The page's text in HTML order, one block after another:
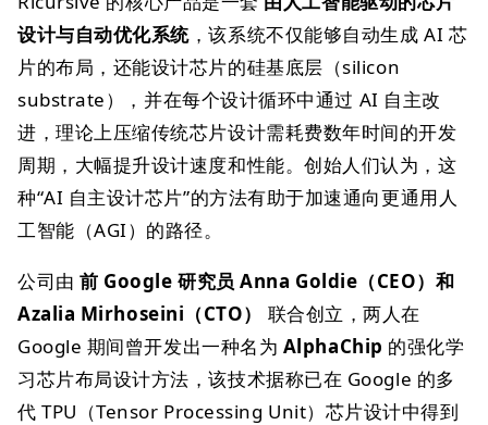
设计与自动优化系统，该系统不仅能够自动生成 AI 芯
片的布局，还能设计芯片的硅基底层（silicon
substrate），并在每个设计循环中通过 AI 自主改
进，理论上压缩传统芯片设计需耗费数年时间的开发
周期，大幅提升设计速度和性能。创始人们认为，这
种“AI 自主设计芯片”的方法有助于加速通向更通用人
工智能（AGI）的路径。
公司由前 Google 研究员 Anna Goldie（CEO）和
Azalia Mirhoseini（CTO）
联合创立，两人在
Google 期间曾开发出一种名为 AlphaChip 的强化学
习芯片布局设计方法，该技术据称已在 Google 的多
代 TPU（Tensor Processing Unit）芯片设计中得到